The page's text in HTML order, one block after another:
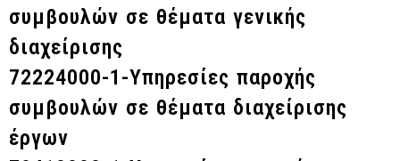
συμβουλών σε θέματα γενικής
διαχείρισης
72224000-1-Υπηρεσίες παροχής
συμβουλών σε θέματα διαχείρισης
έργων